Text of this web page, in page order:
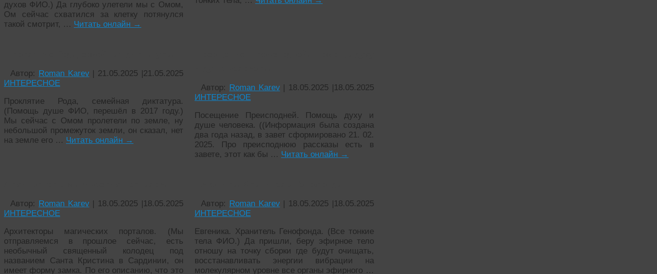
духов ФИО.) Да глубоко улетели мы с Омом,
Ом сейчас схватился за клетку потянулся
такой смотрит, … Читать онлайн →
Автор: Roman Karev | 21.05.2025 |21.05.2025
ИНТЕРЕСНОЕ
Проклятие Рода, семейная диктатура.
(Помощь душе ФИО, перешёл в 2017 году.)
Мы сейчас с Омом пролетели по земле, ну
небольшой промежуток земли, он сказал, нет
на земле его … Читать онлайн →
Автор: Roman Karev | 18.05.2025 |18.05.2025
ИНТЕРЕСНОЕ
Посещение Преисподней. Помощь духу и
душе человека. ((Информация была создана
два года назад, в завет сформировано 21. 02.
2025. Про преисподнюю рассказы есть в
завете, этот как бы … Читать онлайн →
Автор: Roman Karev | 18.05.2025 |18.05.2025
ИНТЕРЕСНОЕ
Архитекторы магических порталов. (Мы
отправляемся в прошлое сейчас, есть
необычный священный колодец под
названием Санта Кристина в Сардинии, он
имеет форму замка. По его описанию, что это
Автор: Roman Karev | 18.05.2025 |18.05.2025
ИНТЕРЕСНОЕ
Евгеника. Хранитель Генофонда. (Все тонкие
тела ФИО.) Да пришли, беру эфирное тело
отношу на точку сборки где будут очищать,
восстанавливать энергии вибрации на
молекулярном уровне все органы эфирного …